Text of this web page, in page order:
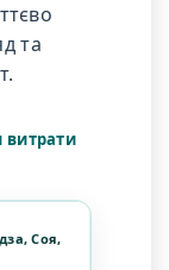
та
витрати
Соя,